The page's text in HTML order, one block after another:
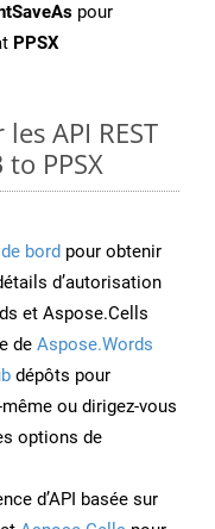
pour
PPSX
API REST
PPSX
bord pour obtenir
d’autorisation
et Aspose.Cells
de Aspose.Words
dépôts pour
ou dirigez-vous
options de
d’API basée sur